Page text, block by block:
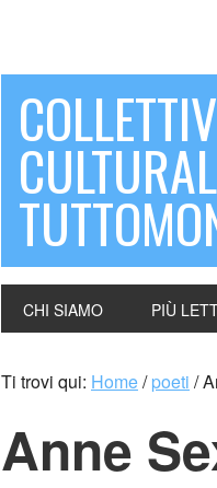
CHI SIAMO PIÙ
Ti trovi qui: Home/ poeti /
Anne